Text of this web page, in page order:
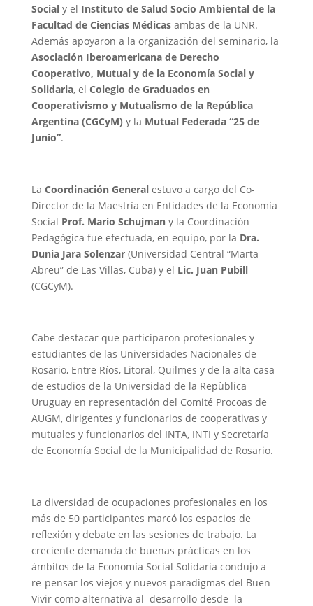
Socialy el Instituto de Salud Socio Ambiental de la
Facultad de Ciencias Médicasambas de la UNR.
Además apoyaron a la organización del seminario, la
Asociación Iberoamericana de Derecho
Cooperativo, Mutual y de la Economía Social y
Solidaria, el Colegio de Graduados en
Cooperativismo y Mutualismo de la República
Argentina (CGCyM) y la Mutual Federada “25 de
Junio”.
La Coordinación Generalestuvo a cargo del Co-
Director de la Maestría en Entidades de la Economía
Social Prof. Mario Schujmany la Coordinación
Pedagógica fue efectuada, en equipo, por la Dra.
Dunia Jara Solenzar(Universidad Central “Marta
Abreu” de Las Villas, Cuba) y el Lic. Juan Pubill
(CGCyM).
Cabe destacar que participaron profesionales y
estudiantes de las Universidades Nacionales de
Rosario, Entre Ríos, Litoral, Quilmes y de la alta casa
de estudios de la Universidad de la Repùblica
Uruguay en representación del Comité Procoas de
AUGM, dirigentes y funcionarios de cooperativas y
mutuales y funcionarios del INTA, INTI y Secretaría
de Economía Social de la Municipalidad de Rosario.
La diversidad de ocupaciones profesionales en los
más de 50 participantes marcó los espacios de
reflexión y debate en las sesiones de trabajo. La
creciente demanda de buenas prácticas en los
ámbitos de la Economía Social Solidaria condujo a
re-pensar los viejos y nuevos paradigmas del Buen
Vivir como alternativa al desarrollo desde la